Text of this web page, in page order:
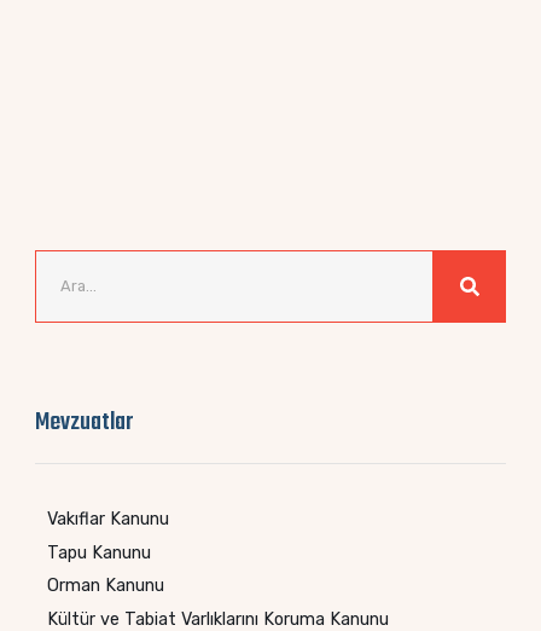
Mevzuatlar
Vakıflar Kanunu
Tapu Kanunu
Orman Kanunu
Kültür ve Tabiat Varlıklarını Koruma Kanunu